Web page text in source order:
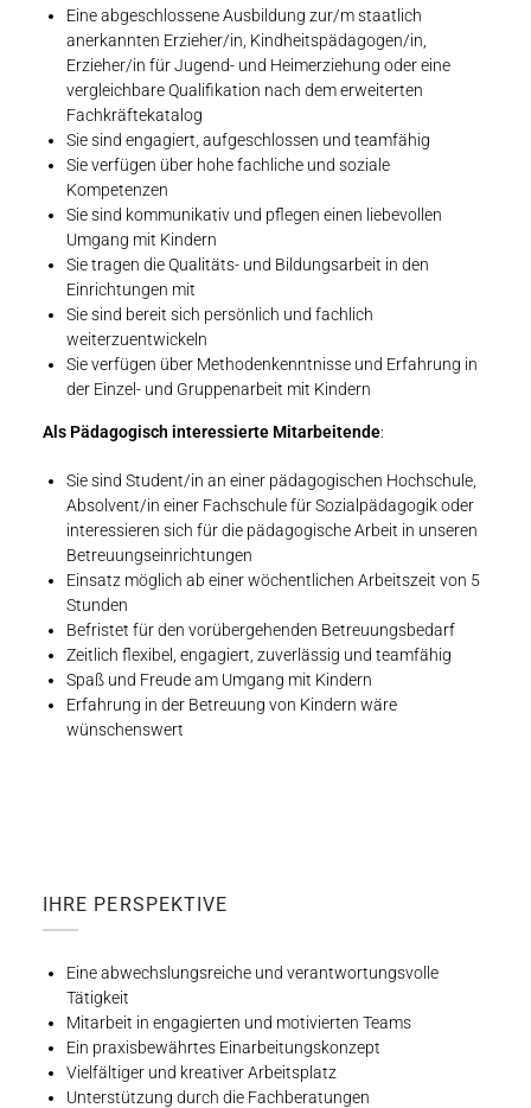
Eine abgeschlossene Ausbildung zur/m staatlich
anerkannten Erzieher/in, Kindheitspädagogen/in,
Erzieher/in für Jugend- und Heimerziehung oder eine
vergleichbare Qualifikation nach dem erweiterten
Fachkräftekatalog
Sie sind engagiert, aufgeschlossen und teamfähig
Sie verfügen über hohe fachliche und soziale
Kompetenzen
Sie sind kommunikativ und pflegen einen liebevollen
Umgang mit Kindern
Sie tragen die Qualitäts- und Bildungsarbeit in den
Einrichtungen mit
Sie sind bereit sich persönlich und fachlich
weiterzuentwickeln
Sie verfügen über Methodenkenntnisse und Erfahrung in
der Einzel- und Gruppenarbeit mit Kindern
Als Pädagogisch interessierte Mitarbeitende:
Sie sind Student/in an einer pädagogischen Hochschule,
Absolvent/in einer Fachschule für Sozialpädagogik oder
interessieren sich für die pädagogische Arbeit in unseren
Betreuungseinrichtungen
Einsatz möglich ab einer wöchentlichen Arbeitszeit von 5
Stunden
Befristet für den vorübergehenden Betreuungsbedarf
Zeitlich flexibel, engagiert, zuverlässig und teamfähig
Spaß und Freude am Umgang mit Kindern
Erfahrung in der Betreuung von Kindern wäre
wünschenswert
IHRE PERSPEKTIVE
Eine abwechslungsreiche und verantwortungsvolle
Tätigkeit
Mitarbeit in engagierten und motivierten Teams
Ein praxisbewährtes Einarbeitungskonzept
Vielfältiger und kreativer Arbeitsplatz
Unterstützung durch die Fachberatungen